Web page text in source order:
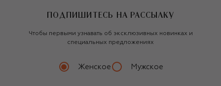
ПОДПИШИТЕСЬ НА РАССЫЛКУ
Чтобы первыми узнавать об эксклюзивных новинках и
специальных предложениях
Женское Мужское